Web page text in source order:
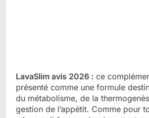
LavaSlim avis 2026 : ce
présenté comme une formule
du métabolisme, de la
gestion de l’appétit. Comme pour